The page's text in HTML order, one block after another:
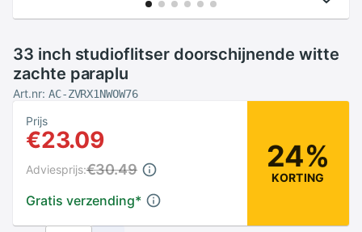
33 inch studioflitser doorschijnende witte
zachte paraplu
Art.nr: AC-ZVRX1NWOW76
Prijs
€23.09
Gratis verzending*
Adviesprijs:€30.49 24%
KORTING